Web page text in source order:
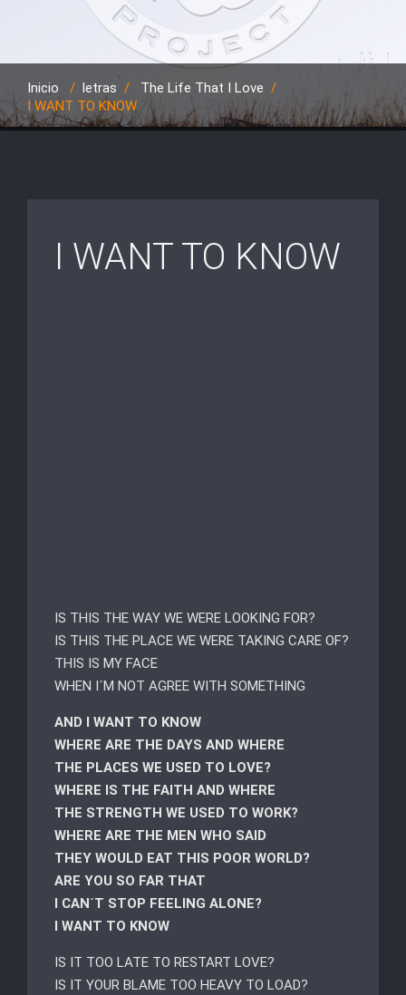
Inicio / letras / The Life That I Love /
I WANT TO KNOW
I WANT TO KNOW
IS THIS THE WAY WE WERE LOOKING FOR?
IS THIS THE PLACE WE WERE TAKING CARE OF?
THIS IS MY FACE
WHEN I´M NOT AGREE WITH SOMETHING
AND I WANT TO KNOW
WHERE ARE THE DAYS AND WHERE
THE PLACES WE USED TO LOVE?
WHERE IS THE FAITH AND WHERE
THE STRENGTH WE USED TO WORK?
WHERE ARE THE MEN WHO SAID
THEY WOULD EAT THIS POOR WORLD?
ARE YOU SO FAR THAT
I CAN´T STOP FEELING ALONE?
I WANT TO KNOW
IS IT TOO LATE TO RESTART LOVE?
IS IT YOUR BLAME TOO HEAVY TO LOAD?